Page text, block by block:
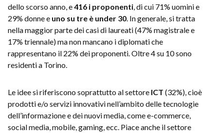
dello scorso anno, e416 i proponenti,di cui 71% uomini e
29% donne e uno su tre è under 30. In generale, si tratta
nella maggior parte dei casi di laureati (47% magistrale e
17% triennale) ma non mancano i diplomati che
rappresentano il 22% dei proponenti. Oltre 4 su 10 sono
residenti a Torino.
Le idee si riferiscono soprattutto al settore ICT (32%), cioè
prodotti e/o servizi innovativi nell’ambito delle tecnologie
dell’informazione e dei nuovi media, come e-commerce,
social media, mobile, gaming, ecc. Piace anche il settore